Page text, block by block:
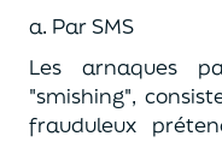
a. Par SMS
Les arnaques
"smishing",
frauduleux